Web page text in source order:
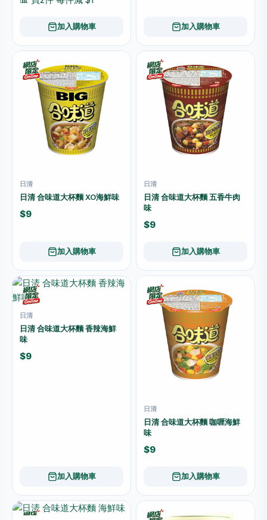
加入購物車 加入購物車
日清
日清 合味道大杯麵 XO海鮮味
$9
加入購物車
日清
日清 合味道大杯麵 五香牛肉
味
$9
加入購物車
日清
日清 合味道大杯麵 香辣海鮮
味
$9
加入購物車
日清
日清 合味道大杯麵 咖喱海鮮
味
$9
加入購物車